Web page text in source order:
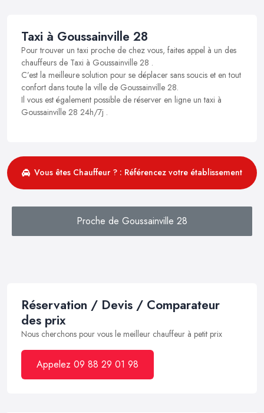
Taxi à Goussainville 28
Pour trouver un taxi proche de chez vous, faites appel à un des
chauffeurs de Taxi à Goussainville 28 .
C’est la meilleure solution pour se déplacer sans soucis et en tout
confort dans toute la ville de Goussainville 28.
Il vous est également possible de réserver en ligne un taxi à
Goussainville 28 24h/7j .
Vous êtes Chauffeur ? : Référencez votre établissement
Proche de Goussainville 28
Réservation / Devis / Comparateur
des prix
Nous cherchons pour vous le meilleur chauffeur à petit prix
Appelez 09 88 29 01 98